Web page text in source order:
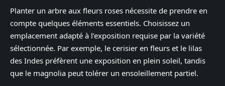
Planter un arbre aux fleurs roses nécessite de prendre en
compte quelques éléments essentiels. Choisissez un
emplacement adapté à l’exposition requise par la variété
sélectionnée. Par exemple, le cerisier en fleurs et le lilas
des Indes préfèrent une exposition en plein soleil, tandis
que le magnolia peut tolérer un ensoleillement partiel.